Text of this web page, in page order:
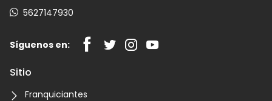
5627147930
Síguenos en:
Sitio
Franquiciantes